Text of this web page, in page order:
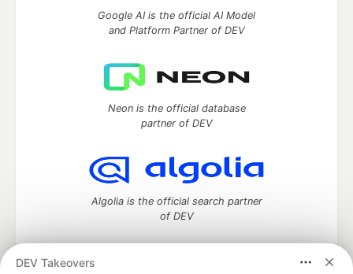
DEV Takeovers
Google AI is the official AI Model
and Platform Partner of DEV
Neon is the official database
partner of DEV
Algolia is the official search partner
of DEV